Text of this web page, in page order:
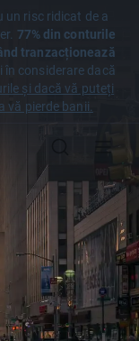
un risc ridicat de a
77% din conturile
tranzacționează
în considerare dacă
și dacă vă puteți
vă pierde banii.